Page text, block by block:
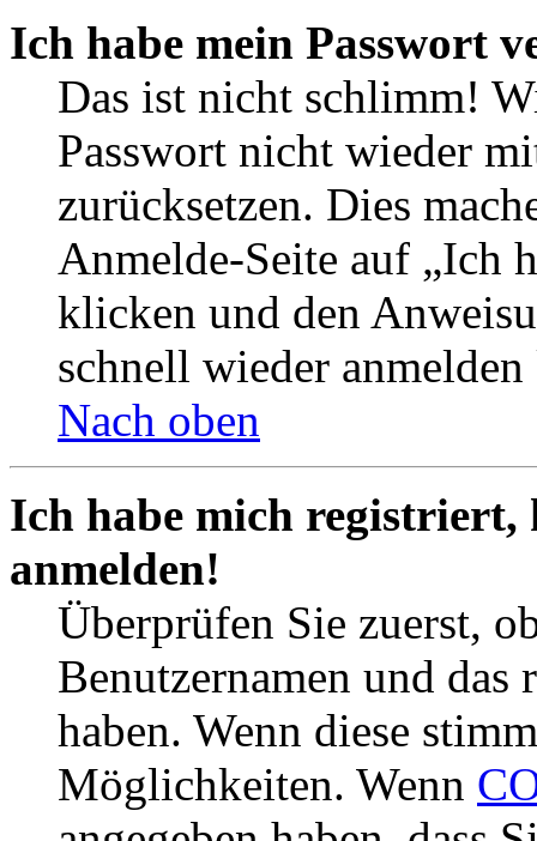
Ich habe mein Passwort
Das ist nicht schlimm!
Passwort nicht wieder
zurücksetzen. Dies
Anmelde-Seite auf „Ich
klicken und den
schnell wieder
Nach oben
Ich habe mich
anmelden!
Überprüfen Sie zuerst,
Benutzernamen und das
haben. Wenn diese
Möglichkeiten. Wenn